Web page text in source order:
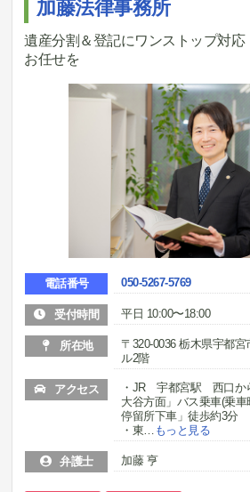
加藤法律事務所
遺産分割＆登記にワンストップ対応
お任せを
電話番号 050-5267-5769
受付時間 平日 10:00〜18:00
所在地
〒320-0036 栃木県宇都
ル2階
アクセス
・JR 宇都宮駅 西口か
大谷方面」バス乗車(乗
停留所下車」徒歩約3分
・東
もっと見る
弁護士 加藤 亨